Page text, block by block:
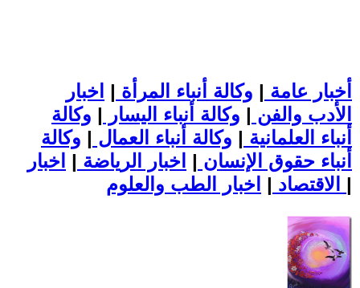
أخبار عامة | وكالة أنباء المرأة | اخبار
الأدب والفن | وكالة أنباء اليسار | وكالة
أنباء العلمانية | وكالة أنباء العمال | وكالة
أنباء حقوق الإنسان | اخبار الرياضة | اخبار
الاقتصاد | |